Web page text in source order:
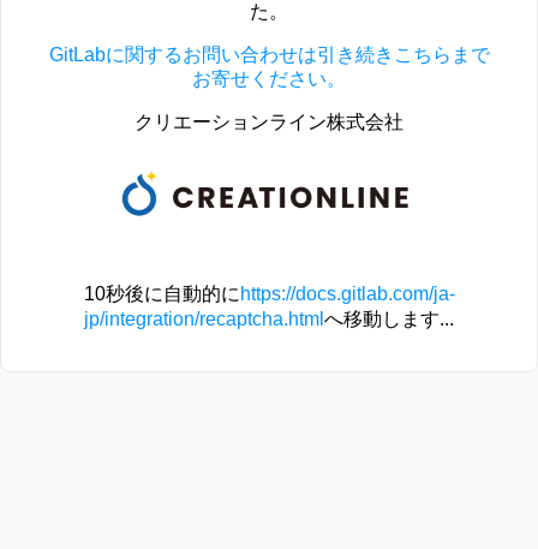
た。
GitLabに関するお問い合わせは引き続きこちらまで
お寄せください。
クリエーションライン株式会社
10秒後に自動的に https://docs.gitlab.com/ja-
jp/integration/recaptcha.html へ移動します...